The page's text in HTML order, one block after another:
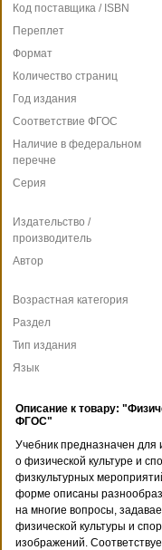
Код поставщика / ISBN
Переплет
Формат
Количество страниц
Год издания
Соответствие ФГОС
Наличие в федеральном
перечне
Серия
Издательство /
производитель
Автор
Возрастная категория
Раздел
Тип издания
Язык
Описание к товару:
ФГОС"
Учебник предназначен для
о физической культуре и
физкультурных
форме описаны
на многие вопросы,
физической культуры и
изображений.